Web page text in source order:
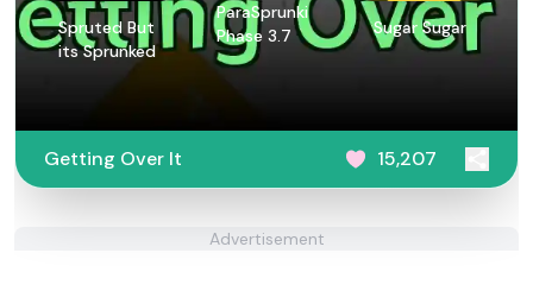
Spruted But
its Sprunked
ParaSprunki
Phase 3.7
Sugar Sugar
Getting Over It 15,207
Advertisement